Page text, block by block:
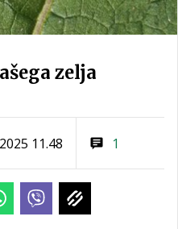
zelja
11.48 1